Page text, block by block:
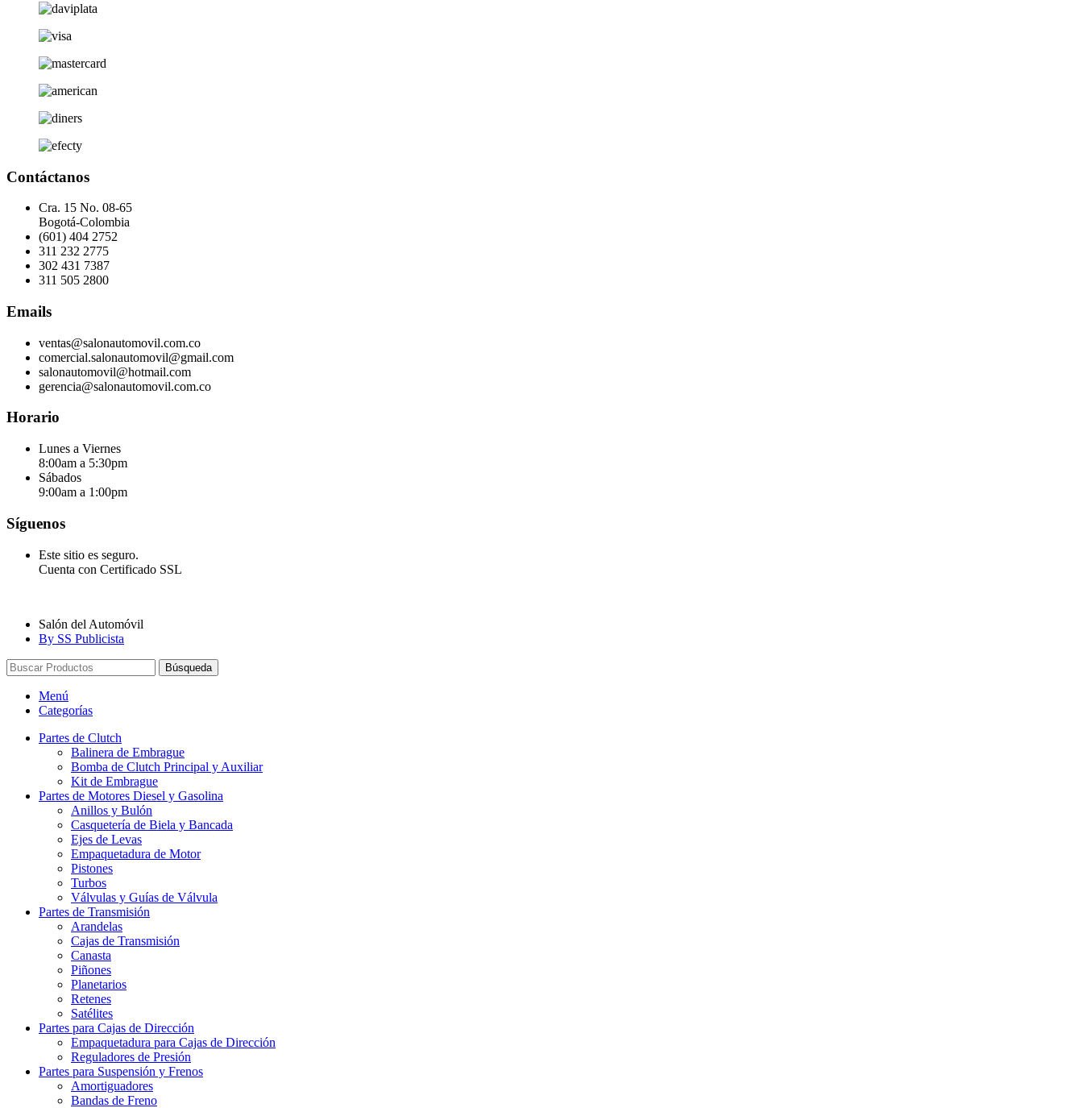
Contáctanos
Cra. 15 No. 08-65
Bogotá-Colombia
(601) 404 2752
311 232 2775
302 431 7387
311 505 2800
Emails
ventas@salonautomovil.com.co
comercial.salonautomovil@gmail.com
salonautomovil@hotmail.com
gerencia@salonautomovil.com.co
Horario
Lunes a Viernes
8:00am a 5:30pm
Sábados
9:00am a 1:00pm
Síguenos
Este sitio es seguro.
Cuenta con Certificado SSL
Salón del Automóvil
By SS Publicista
Búsqueda
Menú
Categorías
Partes de Clutch
Balinera de Embrague
Bomba de Clutch Principal y Auxiliar
Kit de Embrague
Partes de Motores Diesel y Gasolina
Anillos y Bulón
Casquetería de Biela y Bancada
Ejes de Levas
Empaquetadura de Motor
Pistones
Turbos
Válvulas y Guías de Válvula
Partes de Transmisión
Arandelas
Cajas de Transmisión
Canasta
Piñones
Planetarios
Retenes
Satélites
Partes para Cajas de Dirección
Empaquetadura para Cajas de Dirección
Reguladores de Presión
Partes para Suspensión y Frenos
Amortiguadores
Bandas de Freno